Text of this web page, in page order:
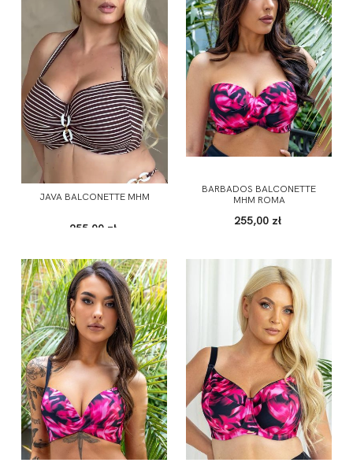
JAVA BALCONETTE MHM
255,00 zł
BARBADOS BALCONETTE
MHM ROMA
255,00 zł